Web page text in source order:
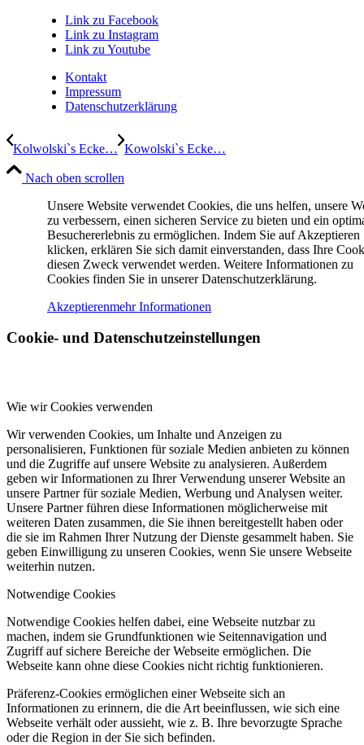
Link zu Facebook
Link zu Instagram
Link zu Youtube
Kontakt
Impressum
Datenschutzerklärung
Kolwolski`s Ecke… Kowolski`s Ecke…
Nach oben scrollen
Unsere Website verwendet Cookies, die uns helfen, unsere
zu verbessern, einen sicheren Service zu bieten und ein
Besuchererlebnis zu ermöglichen. Indem Sie auf Akzeptieren
klicken, erklären Sie sich damit einverstanden, dass Ihre
diesen Zweck verwendet werden. Weitere Informationen zu
Cookies finden Sie in unserer Datenschutzerklärung.
Akzeptierenmehr Informationen
Cookie- und Datenschutzeinstellungen
Wie wir Cookies verwenden
Wir verwenden Cookies, um Inhalte und Anzeigen zu
personalisieren, Funktionen für soziale Medien anbieten zu können
und die Zugriffe auf unsere Website zu analysieren. Außerdem
geben wir Informationen zu Ihrer Verwendung unserer Website an
unsere Partner für soziale Medien, Werbung und Analysen weiter.
Unsere Partner führen diese Informationen möglicherweise mit
weiteren Daten zusammen, die Sie ihnen bereitgestellt haben oder
die sie im Rahmen Ihrer Nutzung der Dienste gesammelt haben. Sie
geben Einwilligung zu unseren Cookies, wenn Sie unsere Webseite
weiterhin nutzen.
Notwendige Cookies
Notwendige Cookies helfen dabei, eine Webseite nutzbar zu
machen, indem sie Grundfunktionen wie Seitennavigation und
Zugriff auf sichere Bereiche der Webseite ermöglichen. Die
Webseite kann ohne diese Cookies nicht richtig funktionieren.
Präferenz-Cookies ermöglichen einer Webseite sich an
Informationen zu erinnern, die die Art beeinflussen, wie sich eine
Webseite verhält oder aussieht, wie z. B. Ihre bevorzugte Sprache
oder die Region in der Sie sich befinden.